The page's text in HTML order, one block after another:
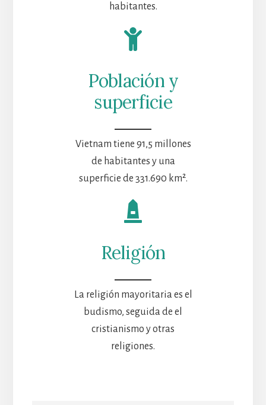
habitantes.
Población y
superficie
Vietnam tiene 91,5 millones
de habitantes y una
superficie de 331.690 km².
Religión
La religión mayoritaria es el
budismo, seguida de el
cristianismo y otras
religiones.